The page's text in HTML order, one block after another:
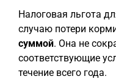
Налоговая льгота
случаю потери
суммой. Она не
соответствующие
течение всего года.